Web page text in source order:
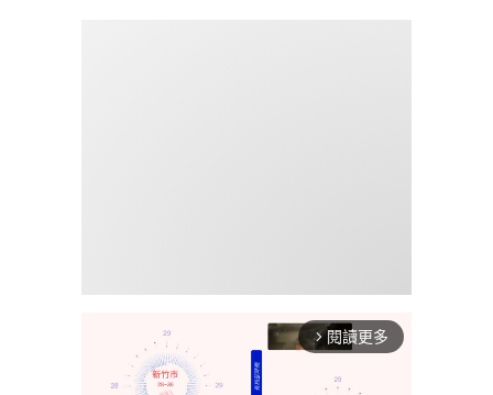
arrow_forward_ios 閱讀更多